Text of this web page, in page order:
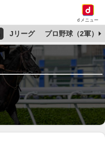
dメニュー
Jリーグ プロ野球（2軍）